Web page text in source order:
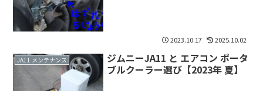
2023.10.17 2025.10.02
JA11 メンテナンス
ジムニーJA11 と エアコン ポータ
ブルクーラー選び【2023年 夏】